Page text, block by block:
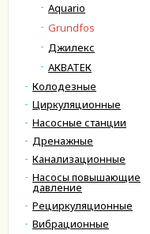
Aquario
Grundfos
Джилекс
АКВАТЕК
Колодезные
Циркуляционные
Насосные станции
Дренажные
Канализационные
Насосы повышающие
давление
Рециркуляционные
Вибрационные